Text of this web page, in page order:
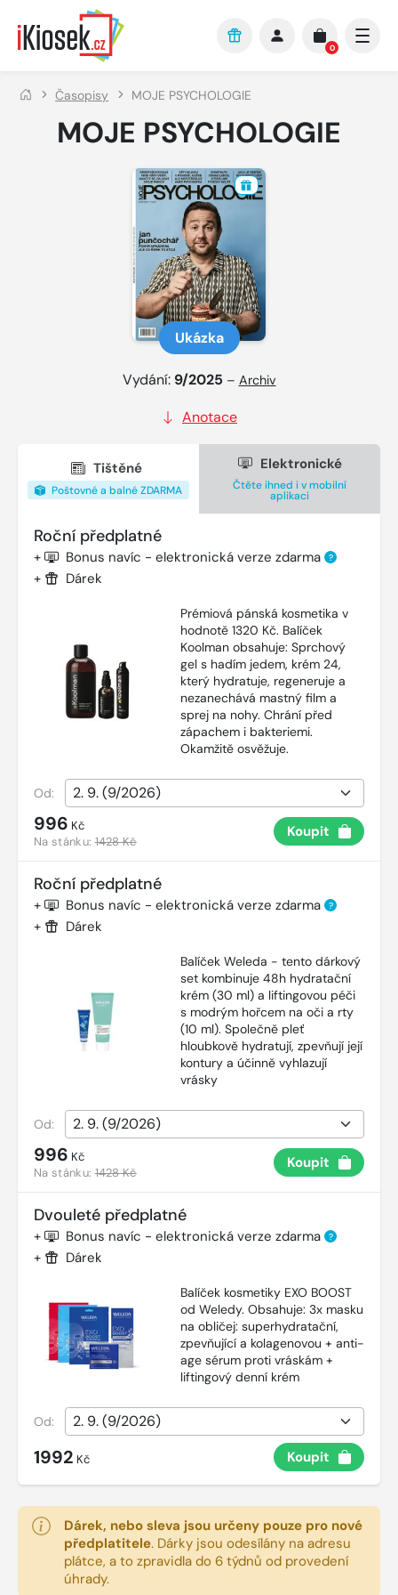
Přejít na hlavní obsah
0
Časopisy MOJE PSYCHOLOGIE
MOJE PSYCHOLOGIE
Ukázka
Vydání: 9/2025 – Archiv
Anotace
Tištěné
Poštovné a balné ZDARMA
Elektronické
Čtěte ihned i v mobilní
aplikaci
Roční předplatné
+ Bonus navíc - elektronická verze zdarma ?
+ Dárek
Prémiová pánská kosmetika v
hodnotě 1320 Kč. Balíček
Koolman obsahuje: Sprchový
gel s hadím jedem, krém 24,
který hydratuje, regeneruje a
nezanechává mastný film a
sprej na nohy. Chrání před
zápachem i bakteriemi.
Okamžitě osvěžuje.
Od:
996 Kč
Na stánku:1428 Kč
Koupit
Roční předplatné
+ Bonus navíc - elektronická verze zdarma ?
+ Dárek
Balíček Weleda - tento dárkový
set kombinuje 48h hydratační
krém (30 ml) a liftingovou péči
s modrým hořcem na oči a rty
(10 ml). Společně pleť
hloubkově hydratují, zpevňují její
kontury a účinně vyhlazují
vrásky
Od:
996 Kč
Na stánku:1428 Kč
Koupit
Dvouleté předplatné
+ Bonus navíc - elektronická verze zdarma ?
+ Dárek
Balíček kosmetiky EXO BOOST
od Weledy. Obsahuje: 3x masku
na obličej: superhydratační,
zpevňující a kolagenovou + anti-
age sérum proti vráskám +
liftingový denní krém
Od:
1992 Kč Koupit
Dárek, nebo sleva jsou určeny pouze pro nové
předplatitele. Dárky jsou odesílány na adresu
plátce, a to zpravidla do 6 týdnů od provedení
úhrady.